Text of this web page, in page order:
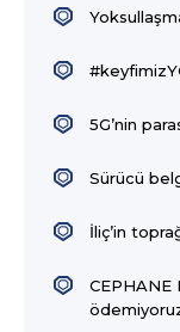
5G’nin
Sürücü
İliç’in
CEPHANE